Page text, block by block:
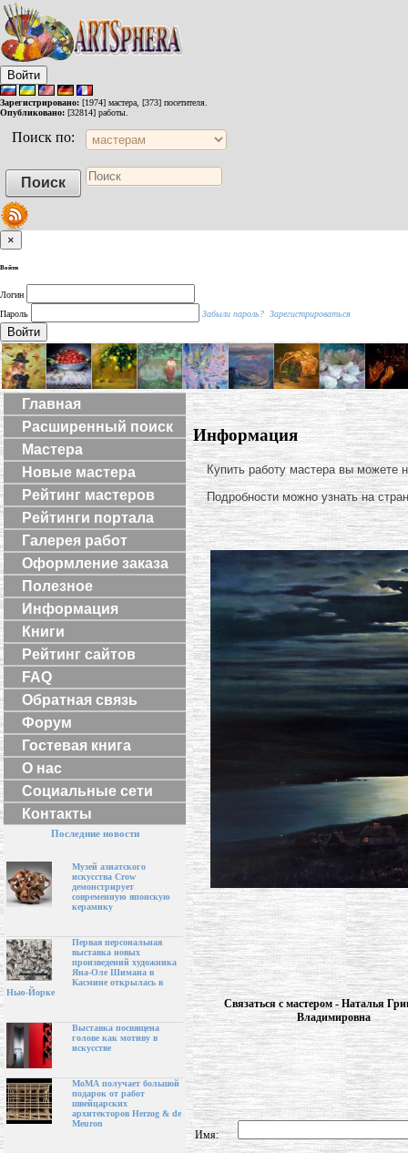
Войти
Зарегистрировано: [1974] мастера, [373] посетителя.
Опубликовано: [32814] работы.
Поиск по:
×
Войти
Логин
Пароль
Забыли пароль? Зарегистрироваться
Войти
Главная
Расширенный поиск
Мастера
Новые мастера
Рейтинг мастеров
Рейтинги портала
Галерея работ
Оформление заказа
Полезное
Информация
Книги
Рейтинг сайтов
FAQ
Обратная связь
Форум
Гостевая книга
О нас
Социальные сети
Контакты
Последние новости
Музей азиатского
искусства Crow
демонстрирует
современную японскую
керамику
Первая персональная
выставка новых
произведений художника
Яна-Оле Шимана в
Касмине открылась в
Нью-Йорке
Выставка посвящена
голове как мотиву в
искусстве
МоМА получает большой
подарок от работ
швейцарских
архитекторов Herzog & de
Meuron
Информация
Купить работу мастера вы можете
Подробности можно узнать на
Связаться с мастером - Наталья
Владимировна
Имя: